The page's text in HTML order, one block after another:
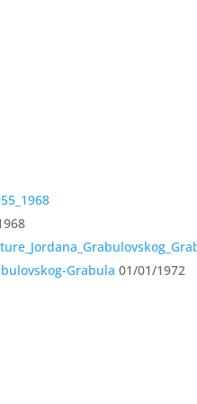
Grabula 01/01/1972